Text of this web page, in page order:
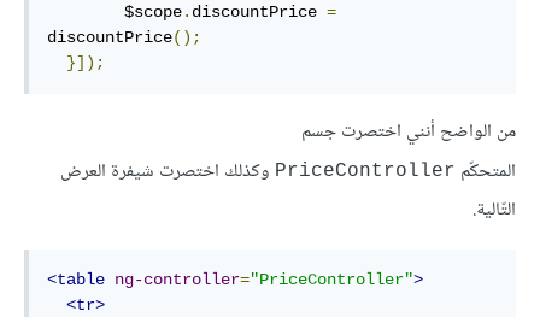
        $scope
. discountPrice =
discountPrice();
}]);
من الواضح أنني اختصرت جسم
المتحكّم PriceController وكذلك اختصرت شيفرة العرض
التّالية.
<table ng-controller="PriceController">
<tr>